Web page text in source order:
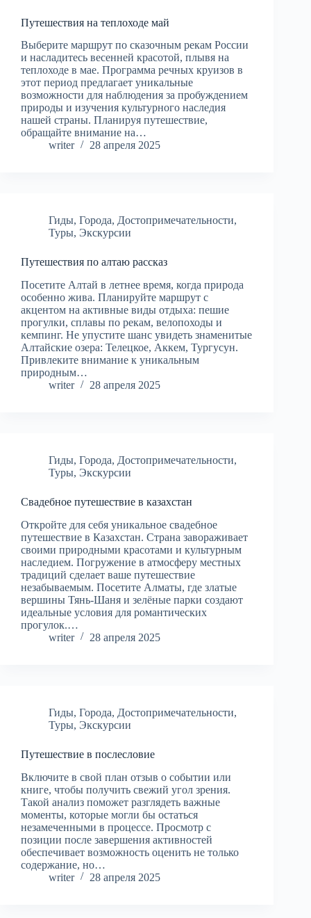
Путешествия на теплоходе май
Выберите маршрут по сказочным рекам России
и насладитесь весенней красотой, плывя на
теплоходе в мае. Программа речных круизов в
этот период предлагает уникальные
возможности для наблюдения за пробуждением
природы и изучения культурного наследия
нашей страны. Планируя путешествие,
обращайте внимание на…
writer
28 апреля 2025
Гиды, Города, Достопримечательности,
Туры, Экскурсии
Путешествия по алтаю рассказ
Посетите Алтай в летнее время, когда природа
особенно жива. Планируйте маршрут с
акцентом на активные виды отдыха: пешие
прогулки, сплавы по рекам, велопоходы и
кемпинг. Не упустите шанс увидеть знаменитые
Алтайские озера: Телецкое, Аккем, Тургусун.
Привлеките внимание к уникальным
природным…
writer
28 апреля 2025
Гиды, Города, Достопримечательности,
Туры, Экскурсии
Свадебное путешествие в казахстан
Откройте для себя уникальное свадебное
путешествие в Казахстан. Страна завораживает
своими природными красотами и культурным
наследием. Погружение в атмосферу местных
традиций сделает ваше путешествие
незабываемым. Посетите Алматы, где златые
вершины Тянь-Шаня и зелёные парки создают
идеальные условия для романтических
прогулок.…
writer
28 апреля 2025
Гиды, Города, Достопримечательности,
Туры, Экскурсии
Путешествие в послесловие
Включите в свой план отзыв о событии или
книге, чтобы получить свежий угол зрения.
Такой анализ поможет разглядеть важные
моменты, которые могли бы остаться
незамеченными в процессе. Просмотр с
позиции после завершения активностей
обеспечивает возможность оценить не только
содержание, но…
writer
28 апреля 2025